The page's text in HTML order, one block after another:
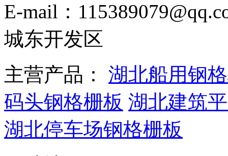
E-mail：
城东开发区
主营产品： 湖北船用钢
码头钢格栅板 湖北建筑
湖北停车场钢格栅板